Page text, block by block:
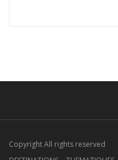
Copyright All rights reserved